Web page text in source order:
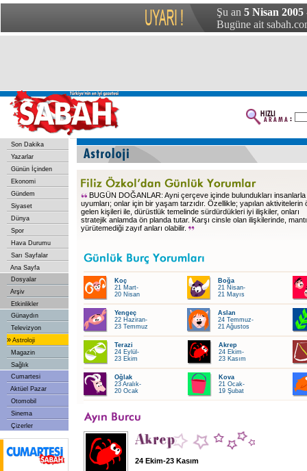
Şu an 5 Nisan 2005
Bugüne ait
Son Dakika
Yazarlar
Günün İçinden
Ekonomi
Gündem
Siyaset
Dünya
Spor
Hava Durumu
Sarı Sayfalar
Ana Sayfa
Dosyalar
Arşiv
Etkinlikler
Günaydın
Televizyon
» Astroloji
Magazin
Sağlık
Cumartesi
Aktüel Pazar
Otomobil
Sinema
Çizerler
BUGÜN DOĞANLAR: Ayni çerçeve içinde bulundukları insanlarla
uyumları; onlar için bir yaşam tarzıdır. Özellikle; yapılan aktivitelerin
gelen kişileri ile, dürüstlük temelinde sürdürdükleri iyi ilişkiler, onları
stratejik anlamda ön planda tutar. Karşı cinsle olan ilişkilerinde,
yürütemediği zayıf anları olabilir.
Koç
21 Mart-
20 Nisan
Boğa
21 Nisan-
21 Mayıs
Yengeç
22 Haziran-
23 Temmuz
Aslan
24 Temmuz-
21 Ağustos
Terazi
24 Eylül-
23 Ekim
Akrep
24 Ekim-
23 Kasım
Oğlak
23 Aralık-
20 Ocak
Kova
21 Ocak-
19 Şubat
24 Ekim-23 Kasım